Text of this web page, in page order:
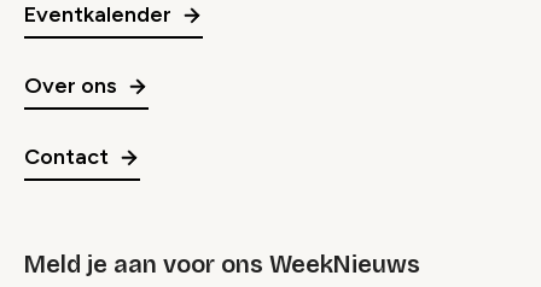
Eventkalender
Over ons
Contact
Meld je aan voor ons WeekNieuws